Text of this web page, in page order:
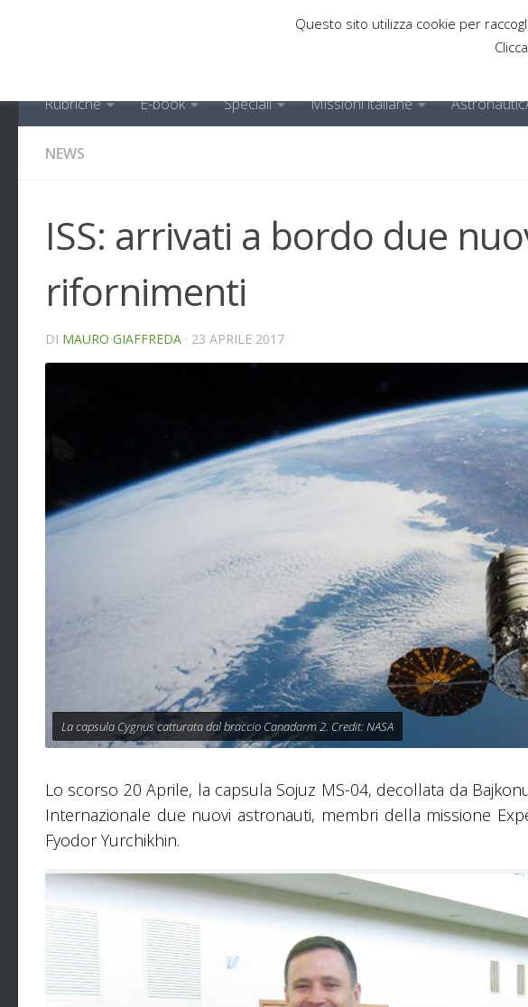
Rubriche E-book Speciali Missioni italiane
NEWS
ISS: arrivati a bordo due
rifornimenti
DI MAURO GIAFFREDA · 23 APRILE 2017
La capsula Cygnus catturata dal braccio Canadarm 2. Credit: NASA
Lo scorso 20 Aprile, la capsula Sojuz MS-04, decollata da
Internazionale due nuovi astronauti, membri della missione
Fyodor Yurchikhin.
Questo sito utilizza cookie per